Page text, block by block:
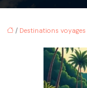
/ Destinations voyages